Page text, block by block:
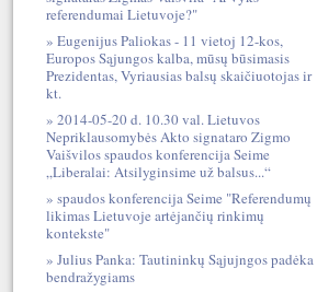
referendumai Lietuvoje?"
Eugenijus Paliokas - 11 vietoj 12-kos,
Europos Sąjungos kalba, mūsų būsimasis
Prezidentas, Vyriausias balsų skaičiuotojas ir
kt.
2014-05-20 d. 10.30 val. Lietuvos
Nepriklausomybės Akto signataro Zigmo
Vaišvilos spaudos konferencija Seime
„Liberalai: Atsilyginsime už balsus...“
spaudos konferencija Seime "Referendumų
likimas Lietuvoje artėjančių rinkimų
kontekste"
Julius Panka: Tautininkų Sąjujngos padėka
bendražygiams